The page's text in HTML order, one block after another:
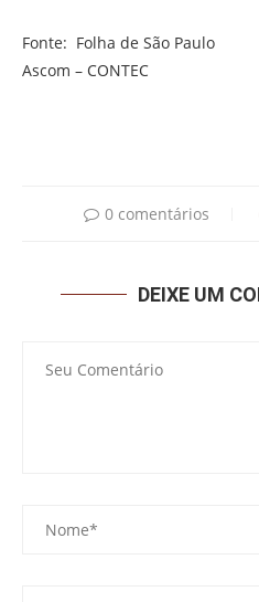
Fonte: Folha de São Paulo
Ascom – CONTEC
0 comentários
DEIXE UM